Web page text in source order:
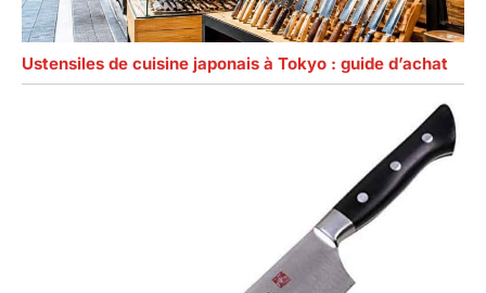
Ustensiles de cuisine japonais à Tokyo : guide d’achat